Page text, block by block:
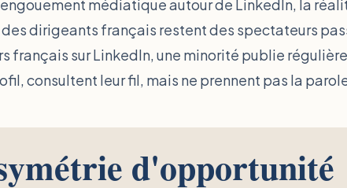
médiatique autour de LinkedIn, la
dirigeants français restent des spectateurs
français sur LinkedIn, une minorité publie
consultent leur fil, mais ne prennent pas la
d'opportunité